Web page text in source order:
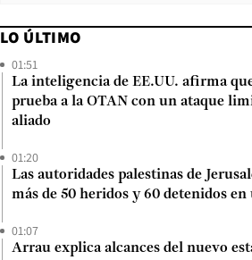
LO ÚLTIMO
01:51
La inteligencia de EE.UU. afirma
prueba a la OTAN con un ataque
aliado
01:20
Las autoridades palestinas de
más de 50 heridos y 60 detenidos
01:07
Arrau explica alcances del nuevo